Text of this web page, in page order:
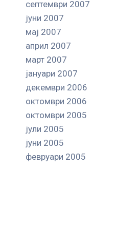
септември 2007
јуни 2007
мај 2007
април 2007
март 2007
јануари 2007
декември 2006
октомври 2006
октомври 2005
јули 2005
јуни 2005
февруари 2005